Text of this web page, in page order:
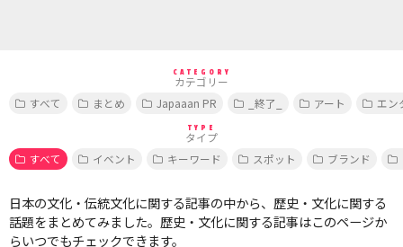
CATEGORY
カテゴリー
すべて
まとめ Japaaan PR _終了_ アート エン
TYPE
タイプ
すべて
イベント キーワード スポット ブランド
日本の文化・伝統文化に関する記事の中から、歴史・文化に関する
話題をまとめてみました。歴史・文化に関する記事はこのページか
らいつでもチェックできます。